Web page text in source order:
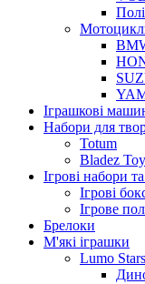
Іграшкові
Набори для
Totum
Bladez
Ігрові набори
Ігрові
Ігрове
Брелоки
М'які іграшки
Lumo Stars